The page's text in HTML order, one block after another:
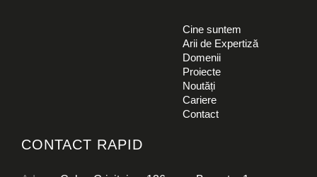
RO
Cine suntem
Arii de Expertiză
Domenii
Proiecte
Noutăți
Cariere
Contact
CONTACT RAPID